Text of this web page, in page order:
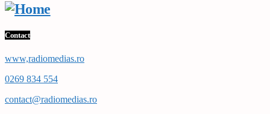
Contact
www,radiomedias.ro
0269 834 554
contact@radiomedias.ro